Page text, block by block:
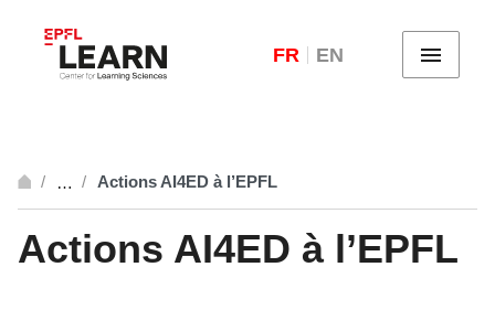
FR EN Menu
… Actions AI4ED à l’EPFL
Actions AI4ED à l’EPFL